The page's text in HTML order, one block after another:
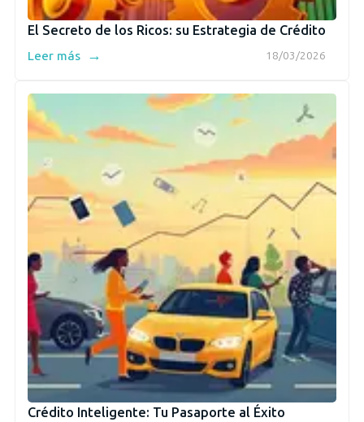
El Secreto de los Ricos: su Estrategia de Crédito
18/03/2026
Leer más →
Crédito Inteligente: Tu Pasaporte al Éxito